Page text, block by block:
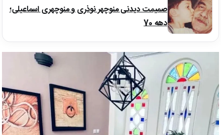
صمیمت دیدنی منوچهر نوذری و منوچهری اسماعیلی؛
دهه 70